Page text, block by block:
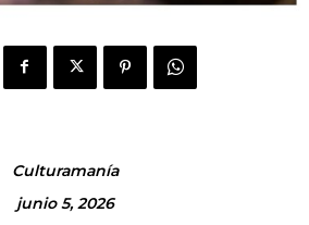
Culturamanía
junio 5, 2026